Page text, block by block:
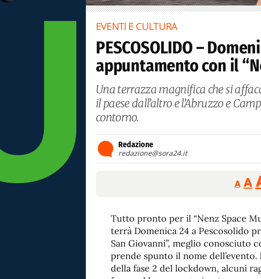
EVENTI E CULTURA
PESCOSOLIDO –
appuntamento con il
Una terrazza magnifica che si
il paese dall’altro e l’Abruzzo e
contorno.
Redazione
redazione@sora24.it
A A
Tutto pronto per il “Nenz Space
terrà Domenica 24 a Pescosolido
San Giovanni”, meglio conosciuto
prende spunto il nome
della fase 2 del lockdown, alcuni